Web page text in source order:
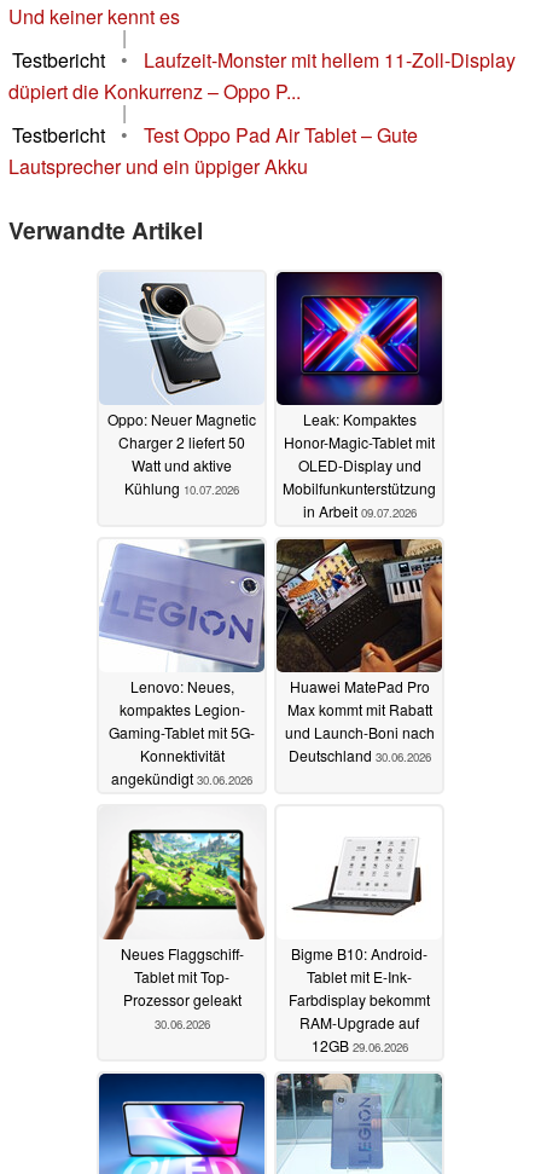
Und keiner kennt es
|
Testbericht
•
Laufzeit-Monster mit hellem 11-Zoll-Display
düpiert die Konkurrenz – Oppo P...
|
Testbericht
•
Test Oppo Pad Air Tablet – Gute
Lautsprecher und ein üppiger Akku
Verwandte Artikel
Oppo: Neuer Magnetic
Charger 2 liefert 50
Watt und aktive
Kühlung 10.07.2026
Leak: Kompaktes
Honor-Magic-Tablet mit
OLED-Display und
Mobilfunkunterstützung
in Arbeit 09.07.2026
Lenovo: Neues,
kompaktes Legion-
Gaming-Tablet mit 5G-
Konnektivität
angekündigt 30.06.2026
Huawei MatePad Pro
Max kommt mit Rabatt
und Launch-Boni nach
Deutschland 30.06.2026
Neues Flaggschiff-
Tablet mit Top-
Prozessor geleakt
30.06.2026
Bigme B10: Android-
Tablet mit E-Ink-
Farbdisplay bekommt
RAM-Upgrade auf
12GB 29.06.2026